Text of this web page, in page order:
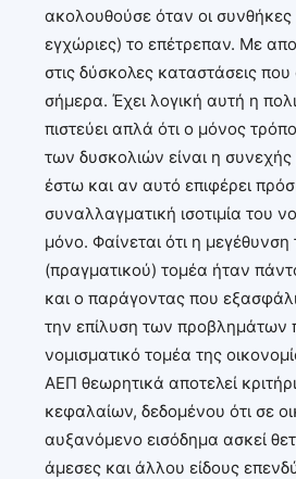
ακολουθούσε όταν οι συνθήκες
εγχώριες) το επέτρεπαν. Με
στις δύσκολες καταστάσεις που
σήμερα. Έχει λογική αυτή η
πιστεύει απλά ότι ο μόνος
των δυσκολιών είναι η
έστω και αν αυτό επιφέρει
συναλλαγματική ισοτιμία του
μόνο. Φαίνεται ότι η
(πραγματικού) τομέα ήταν
και ο παράγοντας που
την επίλυση των προβλημάτων
νομισματικό τομέα της
ΑΕΠ θεωρητικά αποτελεί
κεφαλαίων, δεδομένου ότι σε
αυξανόμενο εισόδημα ασκεί
άμεσες και άλλου είδους